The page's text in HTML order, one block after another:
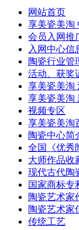
网站首页
享美瓷美淘
会员入网推
入网中心信
陶瓷行业管
活动、获奖
享美瓷美淘
享美瓷美淘
视频专区
享美瓷美淘
陶瓷中心简
全国《优秀
大师作品收
现代古代陶
国家商标专
陶瓷艺术家
陶瓷艺术家
传统工艺